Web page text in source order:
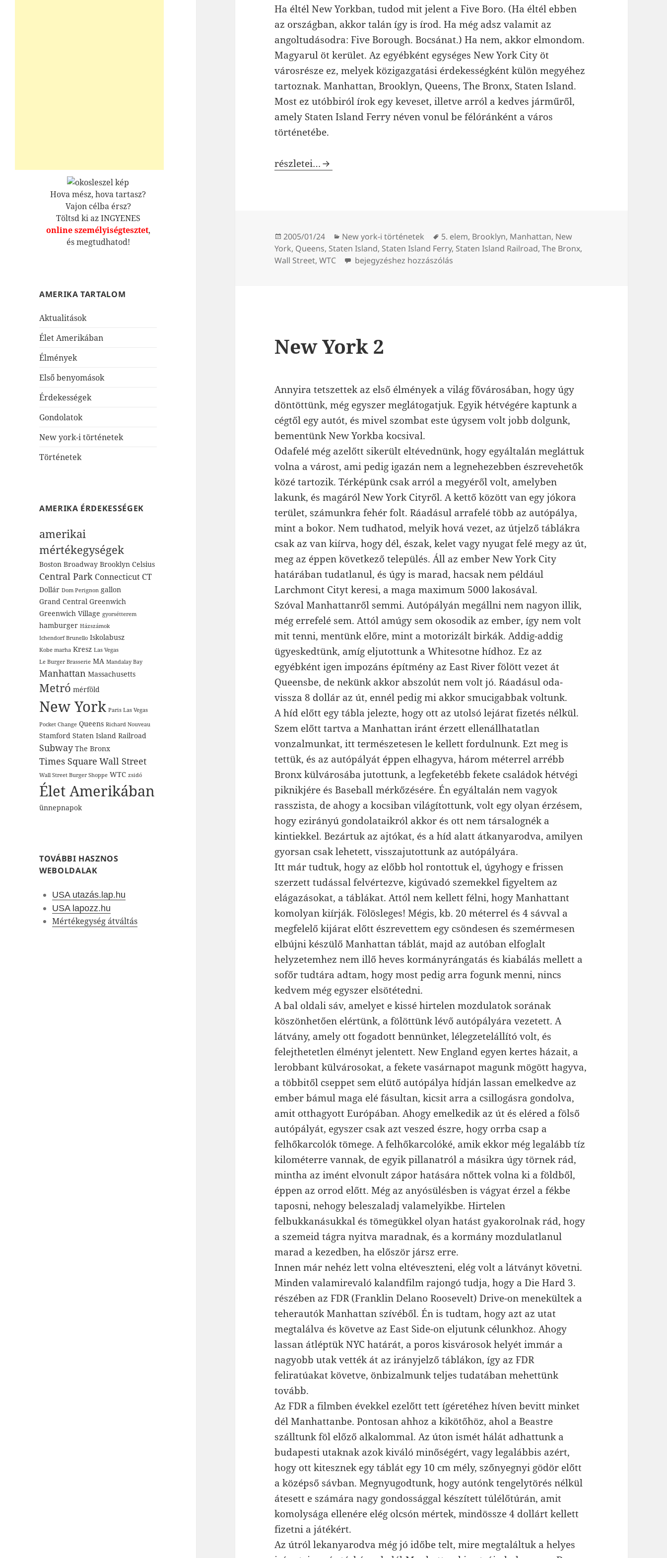
Hova mész, hova tartasz?
Vajon célba érsz?
Töltsd ki az INGYENES
online személyiségtesztet,
és megtudhatod!
AMERIKA TARTALOM
Aktualitások
Élet Amerikában
Élmények
Első benyomások
Érdekességek
Gondolatok
New york-i történetek
Történetek
AMERIKA ÉRDEKESSÉGEK
amerikai
mértékegységek
Boston Broadway Brooklyn Celsius
Central Park Connecticut CT
Dollár Dom Perignon gallon
Grand Central Greenwich
Greenwich Village gyorsétterem
hamburger Házszámok
Ichendorf Brunello Iskolabusz
Kobe marha Kresz Las Vegas
Le Burger Brasserie MA Mandalay Bay
Manhattan Massachusetts
Metró mérföld
New York Paris Las Vegas
Pocket Change Queens Richard Nouveau
Stamford Staten Island Railroad
Subway The Bronx
Times Square Wall Street
Wall Street Burger Shoppe WTC zsidó
Élet Amerikában
ünnepnapok
TOVÁBBI HASZNOS
WEBOLDALAK
USA utazás.lap.hu
USA lapozz.hu
Mértékegység átváltás
Ha éltél New Yorkban, tudod mit jelent a Five Boro. (Ha éltél ebben
az országban, akkor talán így is írod. Ha még adsz valamit az
angoltudásodra: Five Borough. Bocsánat.) Ha nem, akkor elmondom.
Magyarul öt kerület. Az egyébként egységes New York City öt
városrésze ez, melyek közigazgatási érdekességként külön megyéhez
tartoznak. Manhattan, Brooklyn, Queens, The Bronx, Staten Island.
Most ez utóbbiról írok egy keveset, illetve arról a kedves járműről,
amely Staten Island Ferry néven vonul be félóránként a város
történetébe.
Staten Island Ferry
részletei…
Közzétéve
2005/01/24 Kategória
New york-i történetek Címke
5. elem, Brooklyn, Manhattan, New
York, Queens, Staten Island, Staten Island Ferry, Staten Island Railroad,The Bronx,
Wall Street,WTC Staten Island Ferry
bejegyzéshez hozzászólás
New York 2
Annyira tetszettek az első élmények a világ fővárosában, hogy úgy
döntöttünk, még egyszer meglátogatjuk. Egyik hétvégére kaptunk a
cégtől egy autót, és mivel szombat este úgysem volt jobb dolgunk,
bementünk New Yorkba kocsival.
Odafelé még azelőtt sikerült eltévednünk, hogy egyáltalán megláttuk
volna a várost, ami pedig igazán nem a legnehezebben észrevehetők
közé tartozik. Térképünk csak arról a megyéről volt, amelyben
lakunk, és magáról New York Cityről. A kettő között van egy jókora
terület, számunkra fehér folt. Ráadásul arrafelé több az autópálya,
mint a bokor. Nem tudhatod, melyik hová vezet, az útjelző táblákra
csak az van kiírva, hogy dél, észak, kelet vagy nyugat felé megy az út,
meg az éppen következő település. Áll az ember New York City
határában tudatlanul, és úgy is marad, hacsak nem például
Larchmont Cityt keresi, a maga maximum 5000 lakosával.
Szóval Manhattanről semmi. Autópályán megállni nem nagyon illik,
még errefelé sem. Attól amúgy sem okosodik az ember, így nem volt
mit tenni, mentünk előre, mint a motorizált birkák. Addig-addig
ügyeskedtünk, amíg eljutottunk a Whitesotne hídhoz. Ez az
egyébként igen impozáns építmény az East River fölött vezet át
Queensbe, de nekünk akkor abszolút nem volt jó. Ráadásul oda-
vissza 8 dollár az út, ennél pedig mi akkor smucigabbak voltunk.
A híd előtt egy tábla jelezte, hogy ott az utolsó lejárat fizetés nélkül.
Szem előtt tartva a Manhattan iránt érzett ellenállhatatlan
vonzalmunkat, itt természetesen le kellett fordulnunk. Ezt meg is
tettük, és az autópályát éppen elhagyva, három méterrel arrébb
Bronx külvárosába jutottunk, a legfeketébb fekete családok hétvégi
piknikjére és Baseball mérkőzésére. Én egyáltalán nem vagyok
rasszista, de ahogy a kocsiban világítottunk, volt egy olyan érzésem,
hogy ezirányú gondolataikról akkor és ott nem társalognék a
kintiekkel. Bezártuk az ajtókat, és a híd alatt átkanyarodva, amilyen
gyorsan csak lehetett, visszajutottunk az autópályára.
Itt már tudtuk, hogy az előbb hol rontottuk el, úgyhogy e frissen
szerzett tudással felvértezve, kigúvadó szemekkel figyeltem az
elágazásokat, a táblákat. Attól nem kellett félni, hogy Manhattant
komolyan kiírják. Fölösleges! Mégis, kb. 20 méterrel és 4 sávval a
megfelelő kijárat előtt észrevettem egy csöndesen és szemérmesen
elbújni készülő Manhattan táblát, majd az autóban elfoglalt
helyzetemhez nem illő heves kormányrángatás és kiabálás mellett a
sofőr tudtára adtam, hogy most pedig arra fogunk menni, nincs
kedvem még egyszer elsötétedni.
A bal oldali sáv, amelyet e kissé hirtelen mozdulatok sorának
köszönhetően elértünk, a fölöttünk lévő autópályára vezetett. A
látvány, amely ott fogadott bennünket, lélegzetelállító volt, és
felejthetetlen élményt jelentett. New England egyen kertes házait, a
lerobbant külvárosokat, a fekete vasárnapot magunk mögött hagyva,
a többitől cseppet sem elütő autópálya hídján lassan emelkedve az
ember bámul maga elé fásultan, kicsit arra a csillogásra gondolva,
amit otthagyott Európában. Ahogy emelkedik az út és eléred a fölső
autópályát, egyszer csak azt veszed észre, hogy orrba csap a
felhőkarcolók tömege. A felhőkarcolóké, amik ekkor még legalább tíz
kilométerre vannak, de egyik pillanatról a másikra úgy törnek rád,
mintha az imént elvonult zápor hatására nőttek volna ki a földből,
éppen az orrod előtt. Még az anyósülésben is vágyat érzel a fékbe
taposni, nehogy beleszaladj valamelyikbe. Hirtelen
felbukkanásukkal és tömegükkel olyan hatást gyakorolnak rád, hogy
a szemeid tágra nyitva maradnak, és a kormány mozdulatlanul
marad a kezedben, ha először jársz erre.
Innen már nehéz lett volna eltéveszteni, elég volt a látványt követni.
Minden valamirevaló kalandfilm rajongó tudja, hogy a Die Hard 3.
részében az FDR (Franklin Delano Roosevelt) Drive-on menekültek a
teherautók Manhattan szívéből. Én is tudtam, hogy azt az utat
megtalálva és követve az East Side-on eljutunk célunkhoz. Ahogy
lassan átléptük NYC határát, a poros kisvárosok helyét immár a
nagyobb utak vették át az irányjelző táblákon, így az FDR
feliratúakat követve, önbizalmunk teljes tudatában mehettünk
tovább.
Az FDR a filmben évekkel ezelőtt tett ígéretéhez híven bevitt minket
dél Manhattanbe. Pontosan ahhoz a kikötőhöz, ahol a Beastre
szálltunk föl előző alkalommal. Az úton ismét hálát adhattunk a
budapesti utaknak azok kiváló minőségért, vagy legalábbis azért,
hogy ott kitesznek egy táblát egy 10 cm mély, szőnyegnyi gödör előtt
a középső sávban. Megnyugodtunk, hogy autónk tengelytörés nélkül
átesett e számára nagy gondossággal készített túlélőtúrán, amit
komolysága ellenére elég olcsón mértek, mindössze 4 dollárt kellett
fizetni a játékért.
Az útról lekanyarodva még jó időbe telt, mire megtaláltuk a helyes